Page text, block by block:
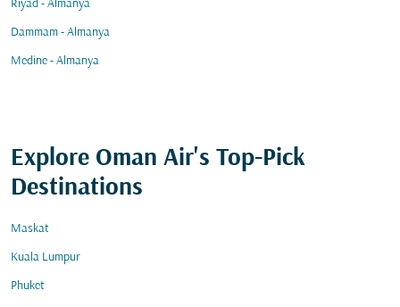
Riyad - Almanya
Dammam - Almanya
Medine - Almanya
Explore Oman Air's Top-Pick
Destinations
Maskat
Kuala Lumpur
Phuket